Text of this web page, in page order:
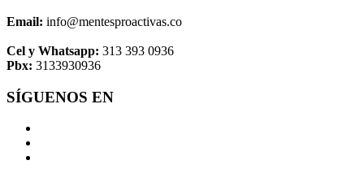
Email: info@mentesproactivas.co
Cel y Whatsapp: 313 393 0936
Pbx: 3133930936
SÍGUENOS EN